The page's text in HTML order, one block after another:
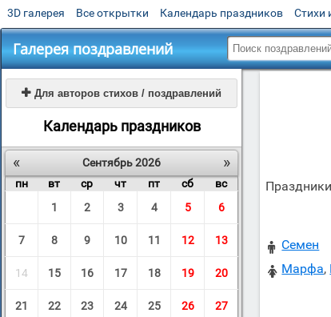
3D галерея Все открытки Календарь праздников Стихи
Галерея поздравлений
 Для авторов стихов / поздравлений
Календарь праздников
« »
Сентябрь 2026
пн
вт ср чт пт сб
вс
1
2 3 4 5 6
7 8 9 10 11 12 13
14 15 16 17 18 19 20
21 22 23 24 25 26 27
 Семен
 Марфа,